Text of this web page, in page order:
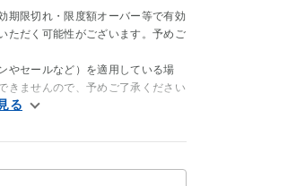
期限切れ・限度額オーバー等で有効
ただく可能性がございます。予めご
やセールなど）を適用している場
きませんので、予めご了承ください